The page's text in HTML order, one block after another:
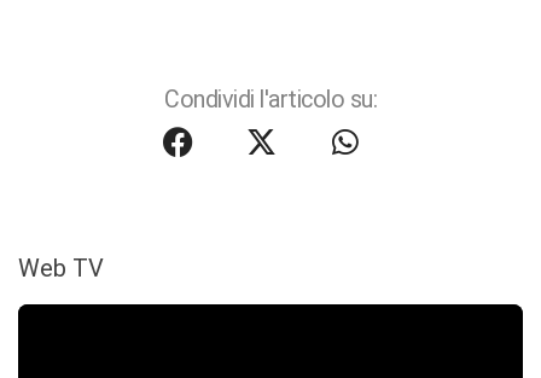
Condividi l'articolo su:
Web TV